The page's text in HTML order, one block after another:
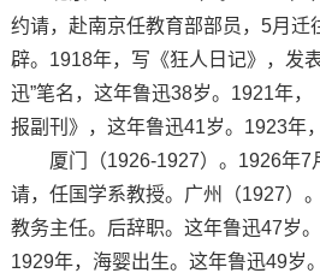
约请，赴南京任教育部部员，5月迁
辟。1918年，写《狂人日记》，发
迅”笔名，这年鲁迅38岁。1921年
报副刊》，这年鲁迅41岁。1923年
厦门（1926-1927）。1926年7
请，任国学系教授。广州（1927）
教务主任。后辞职。这年鲁迅47岁
1929年，海婴出生。这年鲁迅49岁